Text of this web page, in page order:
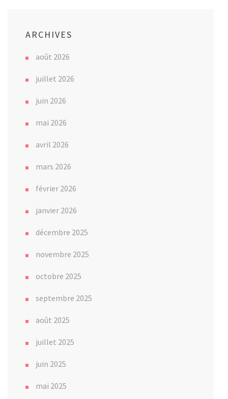
ARCHIVES
août 2026
juillet 2026
juin 2026
mai 2026
avril 2026
mars 2026
février 2026
janvier 2026
décembre 2025
novembre 2025
octobre 2025
septembre 2025
août 2025
juillet 2025
juin 2025
mai 2025